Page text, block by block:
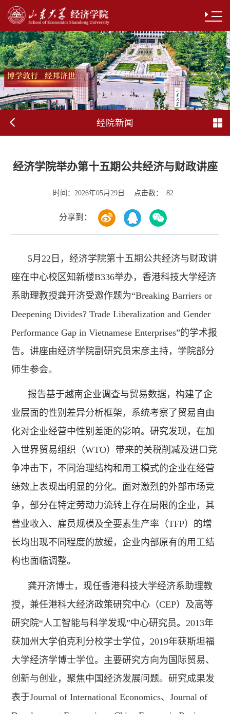
经院新闻
经济学院举办第十五期公共经济与财政讲座
时间： 2026年05月29日 点击数： 82
分享到：
5月22日，经济学院第十五期公共经济与财政讲
座在中心校区知新楼B336举办，香港科技大学经济
系助理教授龚开济受邀作题为“Breaking Barriers or
Deepening Divides? Trade Liberalization and Gender
Performance Gap in Vietnamese Enterprises”的学术报
告。讲座由经济学院副研究员宋彦主持，学院部分
师生参会。
报告基于越南企业调查与贸易数据，构建了企
业层面的性别差异分析框架，系统考察了贸易自由
化对企业经营中性别差距的影响。研究发现，在加
入世界贸易组织（WTO）带来的关税削减及进口竞
争冲击下，不同治理结构和用工模式的企业在经营
绩效上表现出明显的分化。面对激烈的外部市场竞
争，部分在特定劳动力流转上存在局限的企业，其
营业收入、雇员规模及全要素生产率（TFP）的增
长均出现不同程度的放缓，企业内部原有的用工结
构也面临调整。
龚开济博士，现任香港科技大学经济系助理教
授，兼任港科大经济政策研究中心（CEP）及高等
研究院“人工智能与科学发现”中心研究员。2013年
获加州大学伯克利分校学士学位，2019年获斯坦福
大学经济学博士学位。主要研究方向为国际贸易、
创新与创业，聚焦中国经济发展问题。研究成果发
表于Journal of International Economics、Journal of